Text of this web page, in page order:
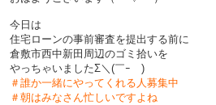
今日は
住宅ローンの事前審査を提出する前に
倉敷市西中新田周辺のゴミ拾いを
やっちゃいましたΣ＼(￣ｰ￣)
＃誰か一緒にやってくれる人募集中
＃朝はみなさん忙しいですよね